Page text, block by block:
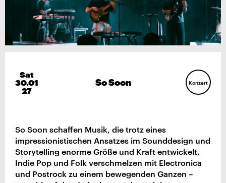
Sat
30.01
27
So Soon Konzert
So Soon schaffen Musik, die trotz eines
impressionistischen Ansatzes im Sounddesign und
Storytelling enorme Größe und Kraft entwickelt.
Indie Pop und Folk verschmelzen mit Electronica
und Postrock zu einem bewegenden Ganzen –